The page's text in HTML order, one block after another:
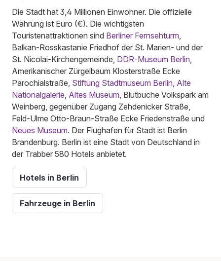
Die Stadt hat 3,4 Millionen Einwohner. Die offizielle
Währung ist Euro (€). Die wichtigsten
Touristenattraktionen sind Berliner Fernsehturm,
Balkan-Rosskastanie Friedhof der St. Marien- und der
St. Nicolai-Kirchengemeinde, DDR-Museum Berlin,
Amerikanischer Zürgelbaum Klosterstraße Ecke
Parochialstraße, Stiftung Stadtmuseum Berlin, Alte
Nationalgalerie, Altes Museum, Blutbuche Volkspark am
Weinberg, gegenüber Zugang Zehdenicker Straße,
Feld-Ulme Otto-Braun-Straße Ecke Friedenstraße und
Neues Museum. Der Flughafen für Stadt ist Berlin
Brandenburg. Berlin ist eine Stadt von Deutschland in
der Trabber 580 Hotels anbietet.
Hotels in Berlin
Fahrzeuge in Berlin